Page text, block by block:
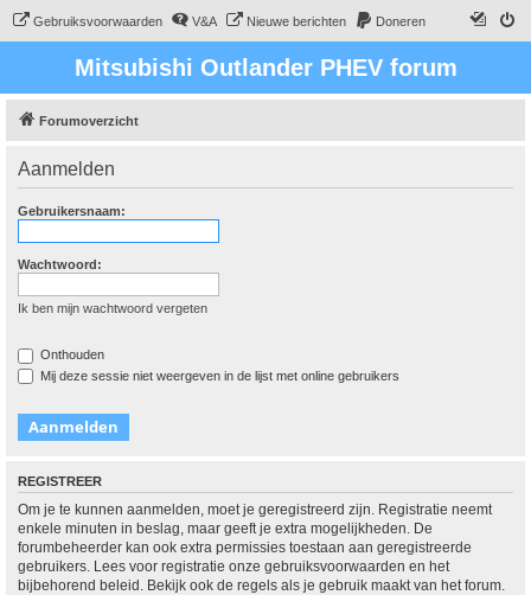
Gebruiksvoorwaarden V&A Nieuwe berichten Doneren
Mitsubishi Outlander PHEV forum
Forumoverzicht
Aanmelden
Gebruikersnaam:
Wachtwoord:
Ik ben mijn wachtwoord vergeten
Onthouden
Mij deze sessie niet weergeven in de lijst met online gebruikers
REGISTREER
Om je te kunnen aanmelden, moet je geregistreerd zijn. Registratie neemt
enkele minuten in beslag, maar geeft je extra mogelijkheden. De
forumbeheerder kan ook extra permissies toestaan aan geregistreerde
gebruikers. Lees voor registratie onze gebruiksvoorwaarden en het
bijbehorend beleid. Bekijk ook de regels als je gebruik maakt van het forum.